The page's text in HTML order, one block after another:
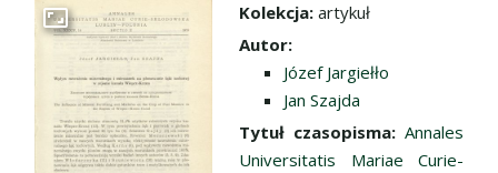
Przejdź do zbioru
Kolekcja: artykuł
Autor:
Józef Jargiełło
Jan Szajda
Tytuł czasopisma: Annales
Universitatis Mariae Curie-